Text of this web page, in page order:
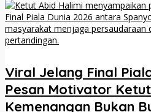
Viral Jelang Final
Pesan Motivator
Kemenangan Bukan